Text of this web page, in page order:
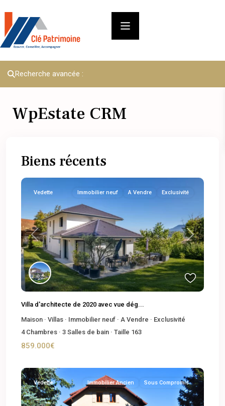
Recherche avancée :
WpEstate CRM
Biens récents
Previous Next
Vedette Immobilier neuf A Vendre Exclusivité
Villa d'architecte de 2020 avec vue dég...
Maison · Villas · Immobilier neuf · A Vendre · Exclusivité
4Chambres · 3 Salles de bain · Taille 163
859.000€
Vedette Immobilier Ancien Sous Compromis